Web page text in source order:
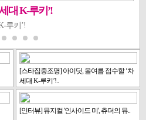
대 K-루키’!
루키’!
[스타집중조명] 아이딧, 올여름 접수할 ‘차
세대 K-루키’!..
[인터뷰] 뮤지컬 '인사이드 미', 츄더의 뮤..